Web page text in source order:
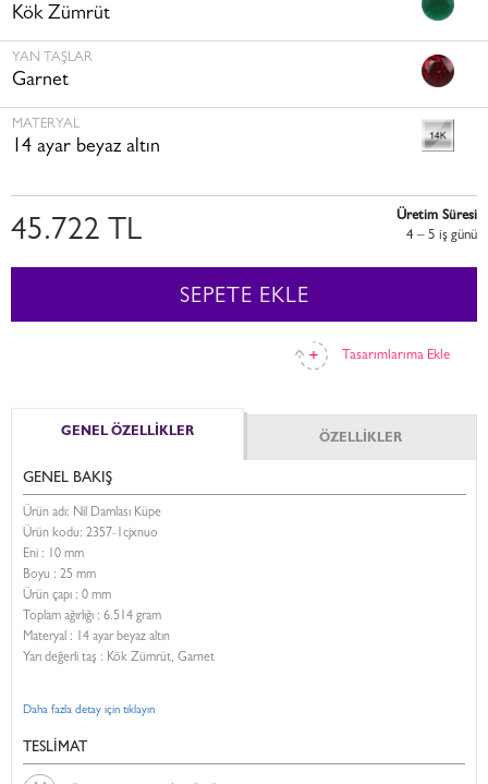
Kök Zümrüt
YAN TAŞLAR
Garnet
MATERYAL
14 ayar beyaz altın
Tasarımlarıma Ekle
45.722 TL
Üretim Süresi
4 – 5 i̇ş günü
SEPETE EKLE
GENEL ÖZELLİKLER ÖZELLİKLER
GENEL BAKIŞ
Ürün adı: Nil Damlası Küpe
Ürün kodu: 2357-1cjxnuo
Eni : 10 mm
Boyu : 25 mm
Ürün çapı : 0 mm
Toplam ağırlığı : 6.514 gram
Materyal : 14 ayar beyaz altın
Yarı değerli taş : Kök Zümrüt, Garnet
Daha fazla detay için tıklayın
TESLİMAT